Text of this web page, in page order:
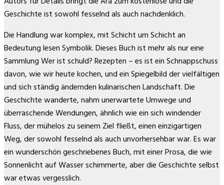
Geschichte ist sowohl fesselnd als auch nachdenklich.
Die Handlung war komplex, mit Schicht um Schicht an
Bedeutung lesen Symbolik. Dieses Buch ist mehr als nur eine
Sammlung Wer ist schuld? Rezepten – es ist ein Schnappschuss
davon, wie wir heute kochen, und ein Spiegelbild der vielfältigen
und sich ständig ändernden kulinarischen Landschaft. Die
Geschichte wanderte, nahm unerwartete Umwege und
überraschende Wendungen, ähnlich wie ein sich windender
Fluss, der mühelos zu seinem Ziel fließt, einen einzigartigen
Weg, der sowohl fesselnd als auch unvorhersehbar war. Es war
ein wunderschön geschriebenes Buch, mit einer Prosa, die wie
Sonnenlicht auf Wasser schimmerte, aber die Geschichte selbst
war etwas vergesslich.